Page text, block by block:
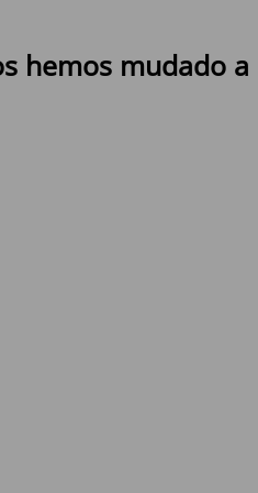
hemos mudado a